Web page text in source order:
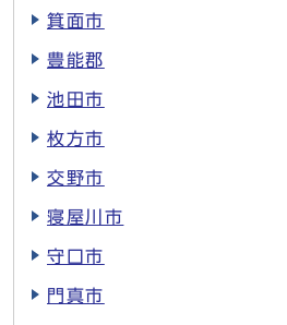
箕面市
豊能郡
池田市
枚方市
交野市
寝屋川市
守口市
門真市